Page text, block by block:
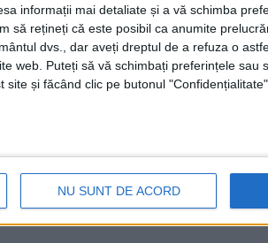
informații mai detaliate și a vă schimba
să rețineți că este posibil ca anumite
dvs., dar aveți dreptul de a refuza o
web. Puteți să vă schimbați preferințele sau
și făcând clic pe butonul
NU SUNT DE ACORD
la etajul VII al
s-au
care a produs degajări mari de
...